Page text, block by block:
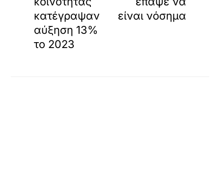
και συνδέσμουπρος το αρχικό δημοσίευμα.
Επειδή η διαδικασία συλλογής και εμφάνισης περιεχομένου
πλήρως αυτοματοποιημένη
καμία ευθύνηγια το περιεχόμενο, την ακρίβεια, τις απόψεις